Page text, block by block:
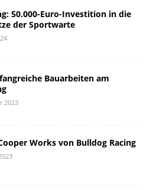
50.000-Euro-Investition in die
der Sportwarte
Bauarbeiten am
2023
Works von Bulldog Racing